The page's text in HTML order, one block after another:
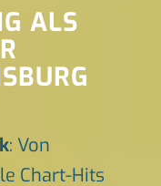
ALS
: Von
Chart-Hits